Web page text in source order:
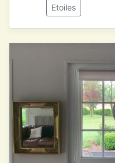
Etoiles